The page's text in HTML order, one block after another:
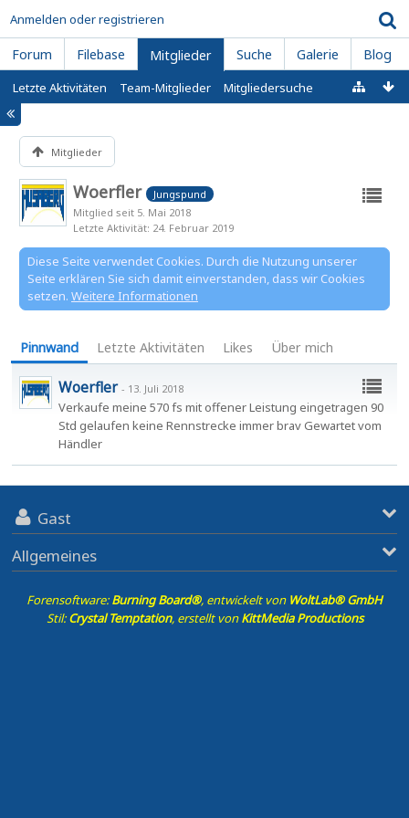
Anmelden oder registrieren
Forum Filebase Mitglieder Suche Galerie Blog
Letzte Aktivitäten Team-Mitglieder Mitgliedersuche
Mitglieder
Woerfler
Jungspund
Mitglied seit 5. Mai 2018
Letzte Aktivität 24. Februar 2019
Diese Seite verwendet Cookies. Durch die Nutzung unserer
Seite erklären Sie sich damit einverstanden, dass wir Cookies
setzen. Weitere Informationen
Pinnwand Letzte Aktivitäten Likes Über mich
Woerfler - 13. Juli 2018
Verkaufe meine 570 fs mit offener Leistung eingetragen 90
Std gelaufen keine Rennstrecke immer brav Gewartet vom
Händler
Gast
Allgemeines
Forensoftware:Burning Board®, entwickelt von WoltLab® GmbH
Stil:Crystal Temptation, erstellt vonKittMedia Productions